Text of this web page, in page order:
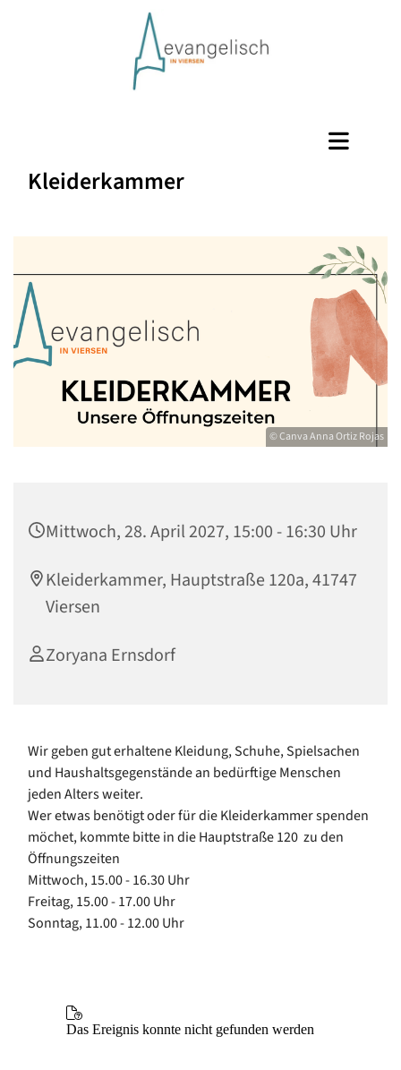
Kleiderkammer
© Canva Anna Ortiz Rojas
Mittwoch, 28. April 2027, 15:00 - 16:30 Uhr
Kleiderkammer, Hauptstraße 120a, 41747
Viersen
Zoryana Ernsdorf
Wir geben gut erhaltene Kleidung, Schuhe, Spielsachen
und Haushaltsgegenstände an bedürftige Menschen
jeden Alters weiter.
Wer etwas benötigt oder für die Kleiderkammer spenden
möchet, kommte bitte in die Hauptstraße 120 zu den
Öffnungszeiten
Mittwoch, 15.00 - 16.30 Uhr
Freitag, 15.00 - 17.00 Uhr
Sonntag, 11.00 - 12.00 Uhr